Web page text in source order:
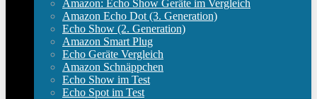
Amazon: Echo Show Geräte im Vergleich
Amazon Echo Dot (3. Generation)
Echo Show (2. Generation)
Amazon Smart Plug
Echo Geräte Vergleich
Amazon Schnäppchen
Echo Show im Test
Echo Spot im Test